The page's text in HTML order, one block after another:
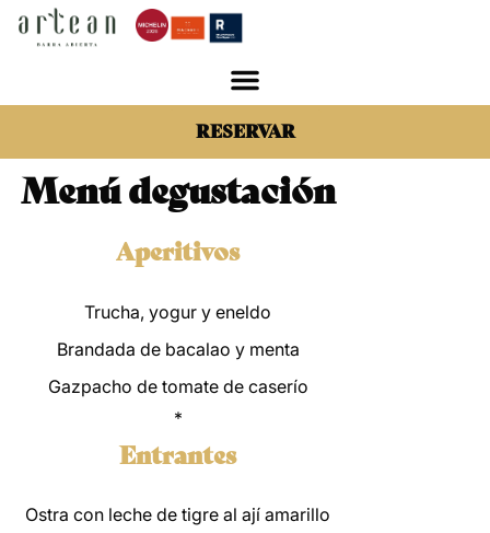
RESERVAR
Menú degustación
Aperitivos
Trucha, yogur y eneldo
Brandada de bacalao y menta
Gazpacho de tomate de caserío
*
Entrantes
Ostra con leche de tigre al ají amarillo